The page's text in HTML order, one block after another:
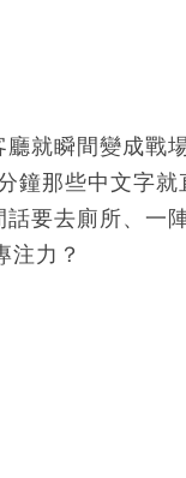
就瞬間變成戰
鐘那些中文字就
要去廁所、一
注力？